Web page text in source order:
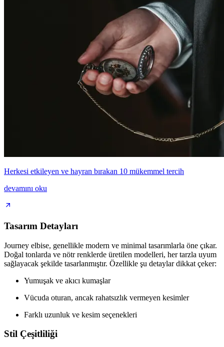
Herkesi etkileyen ve hayran bırakan 10 mükemmel tercih
devamını oku
Tasarım Detayları
Journey elbise, genellikle modern ve minimal tasarımlarla öne çıkar.
Doğal tonlarda ve nötr renklerde üretilen modelleri, her tarzla uyum
sağlayacak şekilde tasarlanmıştır. Özellikle şu detaylar dikkat çeker:
Yumuşak ve akıcı kumaşlar
Vücuda oturan, ancak rahatsızlık vermeyen kesimler
Farklı uzunluk ve kesim seçenekleri
Stil Çeşitliliği